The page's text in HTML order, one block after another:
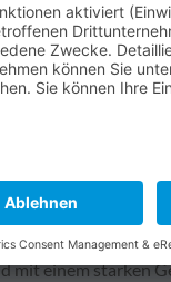
unserer
Kenntnisse
Bei uns
mit einem starken